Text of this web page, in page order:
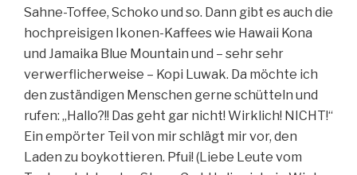
Sahne-Toffee, Schoko und so. Dann gibt es auch die
hochpreisigen Ikonen-Kaffees wie Hawaii Kona
und Jamaika Blue Mountain und – sehr sehr
verwerflicherweise – Kopi Luwak. Da möchte ich
den zuständigen Menschen gerne schütteln und
rufen: „Hallo?!! Das geht gar nicht! Wirklich! NICHT!“
Ein empörter Teil von mir schlägt mir vor, den
Laden zu boykottieren. Pfui! (Liebe Leute vom